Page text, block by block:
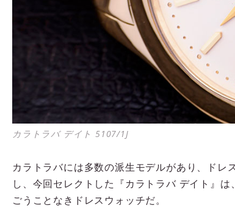
カラトラバ デイト 5107/1J
カラトラバには多数の派生モデルがあり、ド
し、今回セレクトした『カラトラバ デイト』
ごうことなきドレスウォッチだ。